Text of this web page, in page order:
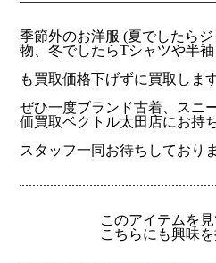
季節外のお洋服 (夏でしたら
物、冬でしたらTシャツや半
も買取価格下げずに買取しま
ぜひ一度ブランド古着、スニ
価買取ベクトル太田店にお持
スタッフ一同お待ちしており
このアイテムを
こちらにも興味